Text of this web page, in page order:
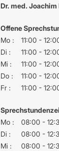
Dr. med. Joachim
Offene
Mo :
11:00 -
Di :
11:00 -
Mi :
11:00 -
Do :
11:00 -
Fr :
11:00 -
Mo :
08:00 -
Di :
08:00 -
Mi :
08:00 -